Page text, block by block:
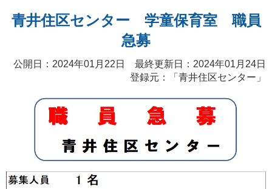
青井住区センター 学童保育室 職員
急募
公開日：2024年01月22日 最終更新日：2024年01月24日
登録元：「 青井住区センター 」